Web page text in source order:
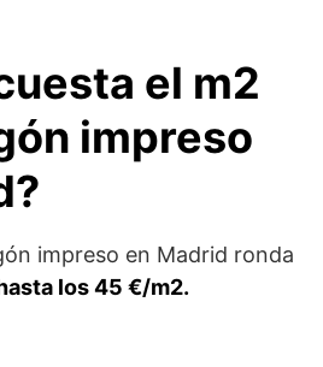
el m2
impreso
impreso en Madrid ronda
los 45 €/m2.